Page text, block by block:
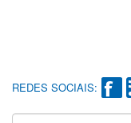
REDES SOCIAIS: